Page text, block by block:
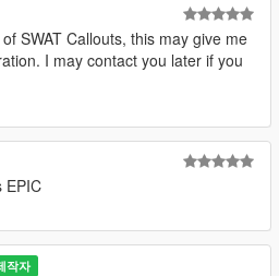
SWAT Callouts, this may give me
I may contact you later if you
EPIC
작자